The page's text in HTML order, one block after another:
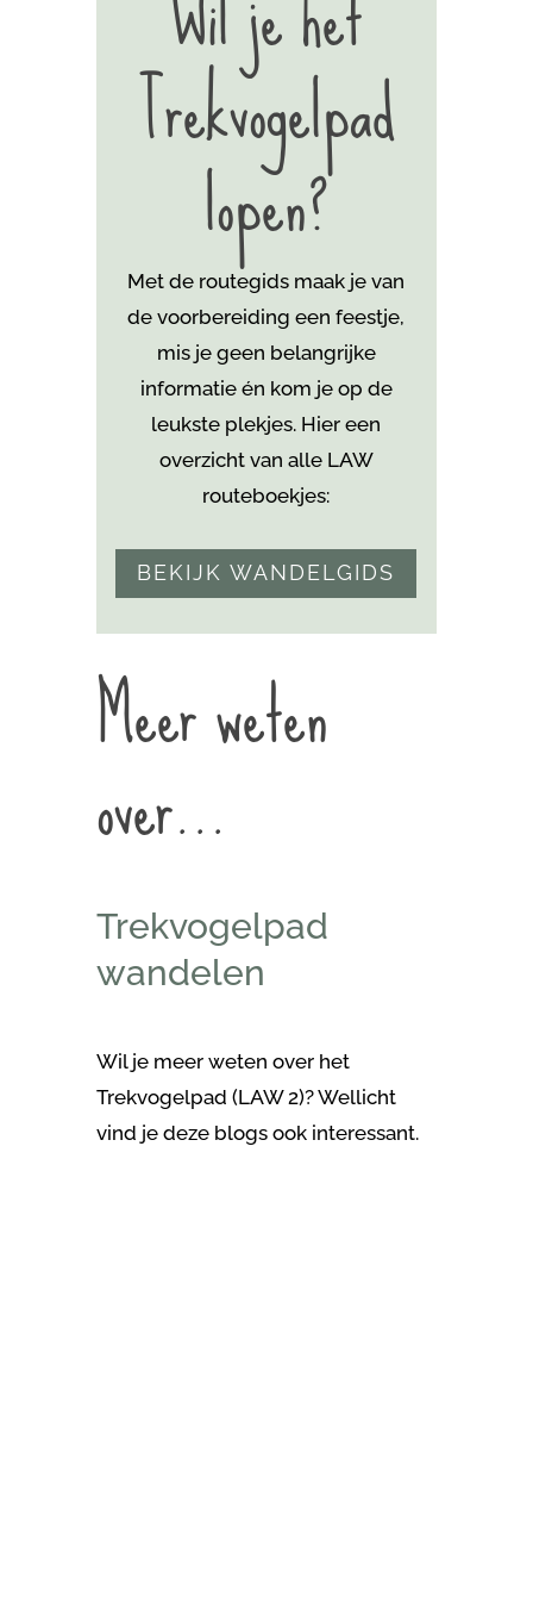
Trekvogelpad
lopen?
Met de routegids maak je van
de voorbereiding een feestje,
mis je geen belangrijke
informatie én kom je op de
leukste plekjes. Hier een
overzicht van alle LAW
routeboekjes:
BEKIJK WANDELGIDS
Meer weten
over…
Trekvogelpad
wandelen
Wil je meer weten over het
Trekvogelpad (LAW 2)?Wellicht
vind je deze blogs ook interessant.